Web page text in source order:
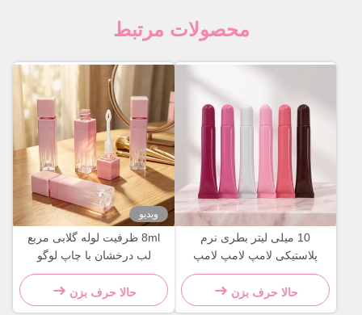
محصولات مرتبط
10 میلی لیتر بطری نرم
پلاستیکی لامپ لامپ لامپ
لامپ لامپ
حالا حرف بزن
ویدیو
8ml ظرفیت لوله گلابی مربع
لب درخشان با چاپ لوگو
سفارشی و سطح درخشان
حالا حرف بزن